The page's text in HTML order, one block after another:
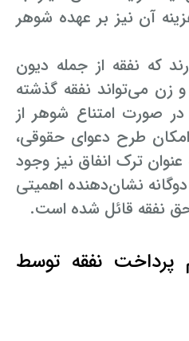
آن نیز بر عهده شوهر
که نفقه از جمله دیون
می‌تواند نفقه گذشته
در صورت امتناع شوهر از
امکان طرح دعوای حقوقی،
ترک انفاق نیز وجود
نشان‌دهنده اهمیتی
حق نفقه قائل شده است.
پرداخت نفقه توسط